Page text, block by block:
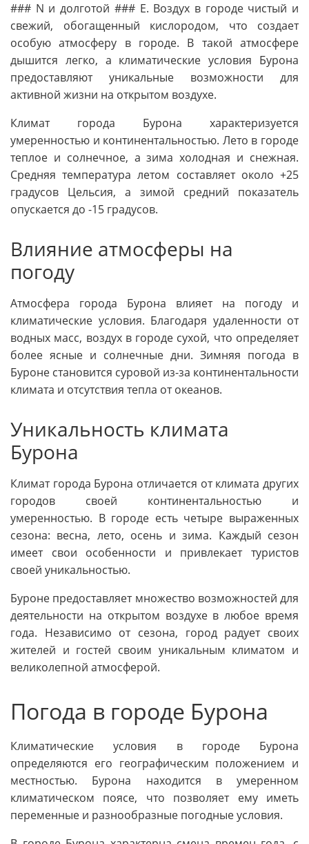
### N и долготой ### E. Воздух в городе чистый и
свежий, обогащенный кислородом, что создает
особую атмосферу в городе. В такой атмосфере
дышится легко, а климатические условия Бурона
предоставляют уникальные возможности для
активной жизни на открытом воздухе.
Климат города Бурона характеризуется
умеренностью и континентальностью. Лето в городе
теплое и солнечное, а зима холодная и снежная.
Средняя температура летом составляет около +25
градусов Цельсия, а зимой средний показатель
опускается до -15 градусов.
Влияние атмосферы на
погоду
Атмосфера города Бурона влияет на погоду и
климатические условия. Благодаря удаленности от
водных масс, воздух в городе сухой, что определяет
более ясные и солнечные дни. Зимняя погода в
Буроне становится суровой из-за континентальности
климата и отсутствия тепла от океанов.
Уникальность климата
Бурона
Климат города Бурона отличается от климата других
городов своей континентальностью и
умеренностью. В городе есть четыре выраженных
сезона: весна, лето, осень и зима. Каждый сезон
имеет свои особенности и привлекает туристов
своей уникальностью.
Буроне предоставляет множество возможностей для
деятельности на открытом воздухе в любое время
года. Независимо от сезона, город радует своих
жителей и гостей своим уникальным климатом и
великолепной атмосферой.
Погода в городе Бурона
Климатические условия в городе Бурона
определяются его географическим положением и
местностью. Бурона находится в умеренном
климатическом поясе, что позволяет ему иметь
переменные и разнообразные погодные условия.